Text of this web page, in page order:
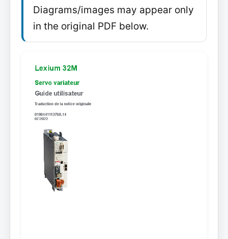
Diagrams/images may appear only
in the original PDF below.